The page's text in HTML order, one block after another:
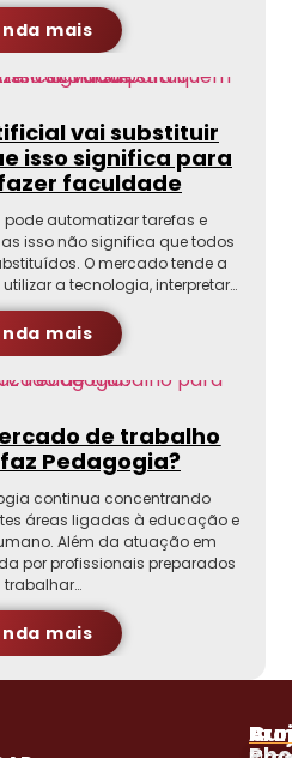
mais
vai substituir
isso significa para
faculdade
pode automatizar tarefas e
isso não significa que todos
O mercado tende a
a tecnologia, interpretar…
mais
de trabalho
Pedagogia?
continua concentrando
áreas ligadas à educação e
Além da atuação em
por profissionais preparados
trabalhar…
mais
A